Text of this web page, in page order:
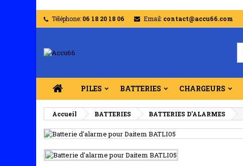
Téléphone: 06 18 20 18 06 Email: contact@accu66.com
PILES BATTERIES CHARGEURS
Accueil BATTERIES BATTERIES D'ALARMES